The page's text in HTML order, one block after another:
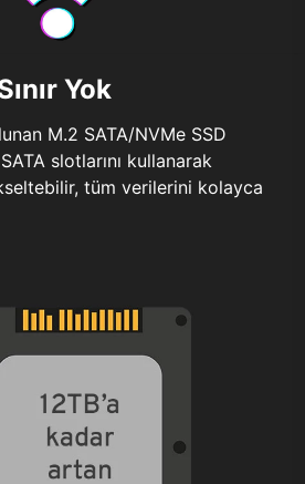
Yok
M.2 SATA/NVMe SSD
slotlarını kullanarak
tüm verilerini kolayca